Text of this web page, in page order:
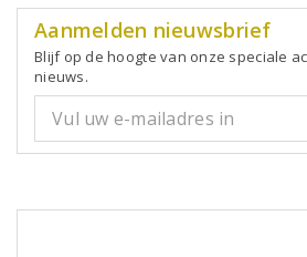
Aanmelden nieuwsbrief
Blijf op de hoogte van onze speciale
nieuws.